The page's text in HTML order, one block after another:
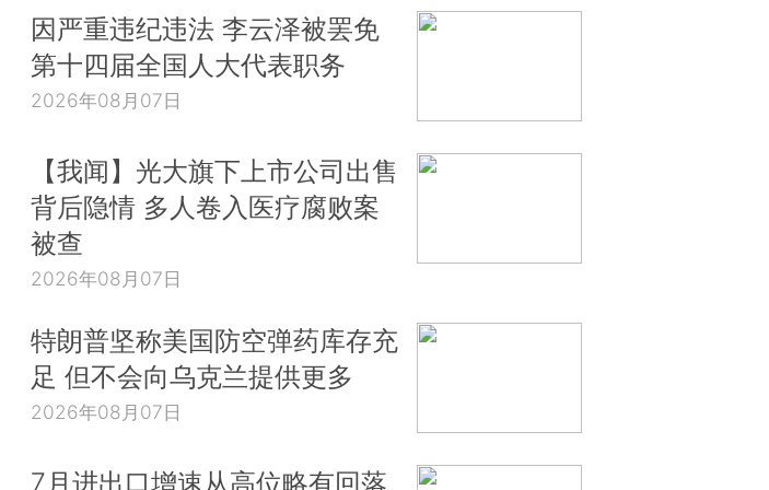
因严重违纪违法 李云泽被罢免
第十四届全国人大代表职务
2026年08月07日
【我闻】光大旗下上市公司出售
背后隐情 多人卷入医疗腐败案
被查
2026年08月07日
特朗普坚称美国防空弹药库存充
足 但不会向乌克兰提供更多
2026年08月07日
7月进出口增速从高位略有回落